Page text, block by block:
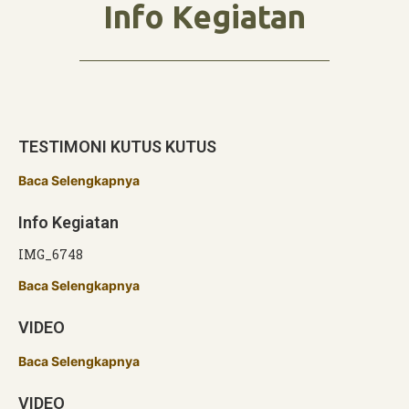
Info Kegiatan
TESTIMONI KUTUS KUTUS
Baca Selengkapnya
Info Kegiatan
IMG_6748
Baca Selengkapnya
VIDEO
Baca Selengkapnya
VIDEO